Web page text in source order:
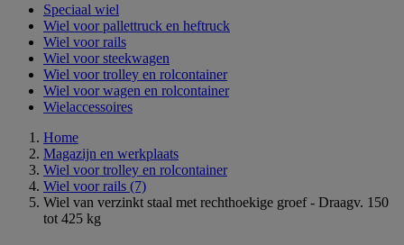
Speciaal wiel
Wiel voor pallettruck en heftruck
Wiel voor rails
Wiel voor steekwagen
Wiel voor trolley en rolcontainer
Wiel voor wagen en rolcontainer
Wielaccessoires
Home
Magazijn en werkplaats
Wiel voor trolley en rolcontainer
Wiel voor rails (7)
Wiel van verzinkt staal met rechthoekige groef - Draagv. 150
tot 425 kg